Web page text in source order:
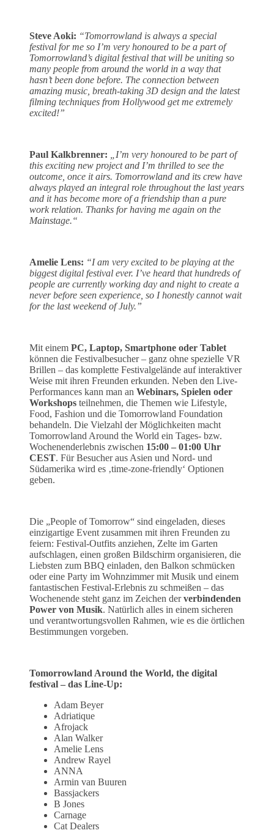
Steve Aoki: “Tomorrowland is always a special
festival for me so I’m very honoured to be a part of
Tomorrowland’s digital festival that will be uniting so
many people from around the world in a way that
hasn’t been done before. The connection between
amazing music, breath-taking 3D design and the latest
filming techniques from Hollywood get me extremely
excited!”
Paul Kalkbrenner:
„I’m very honoured to be part of
this exciting new project and I’m thrilled to see the
outcome, once it airs. Tomorrowland and its crew have
always played an integral role throughout the last years
and it has become more of a friendship than a pure
work relation. Thanks for having me again on the
Mainstage.“
Amelie Lens: “I am very excited to be playing at the
biggest digital festival ever. I’ve heard that hundreds of
people are currently working day and night to create a
never before seen experience, so I honestly cannot wait
for the last weekend of July.”
Mit einem PC, Laptop, Smartphone oder Tablet
können die Festivalbesucher – ganz ohne spezielle VR
Brillen – das komplette Festivalgelände auf interaktiver
Weise mit ihren Freunden erkunden. Neben den Live-
Performances kann man an Webinars, Spielen oder
Workshops teilnehmen, die Themen wie Lifestyle,
Food, Fashion und die Tomorrowland Foundation
behandeln. Die Vielzahl der Möglichkeiten macht
Tomorrowland Around the World ein Tages- bzw.
Wochenenderlebnis zwischen 15:00 – 01:00 Uhr
CEST. Für Besucher aus Asien und Nord- und
Südamerika wird es ‚time-zone-friendly‘ Optionen
geben.
Die „People of Tomorrow“ sind eingeladen, dieses
einzigartige Event zusammen mit ihren Freunden zu
feiern: Festival-Outfits anziehen, Zelte im Garten
aufschlagen, einen großen Bildschirm organisieren, die
Liebsten zum BBQ einladen, den Balkon schmücken
oder eine Party im Wohnzimmer mit Musik und einem
fantastischen Festival-Erlebnis zu schmeißen – das
Wochenende steht ganz im Zeichen derverbindenden
Power von Musik. Natürlich alles in einem sicheren
und verantwortungsvollen Rahmen, wie es die örtlichen
Bestimmungen vorgeben.
Tomorrowland Around the World, the digital
festival – das Line-Up:
Adam Beyer
Adriatique
Afrojack
Alan Walker
Amelie Lens
Andrew Rayel
ANNA
Armin van Buuren
Bassjackers
B Jones
Carnage
Cat Dealers